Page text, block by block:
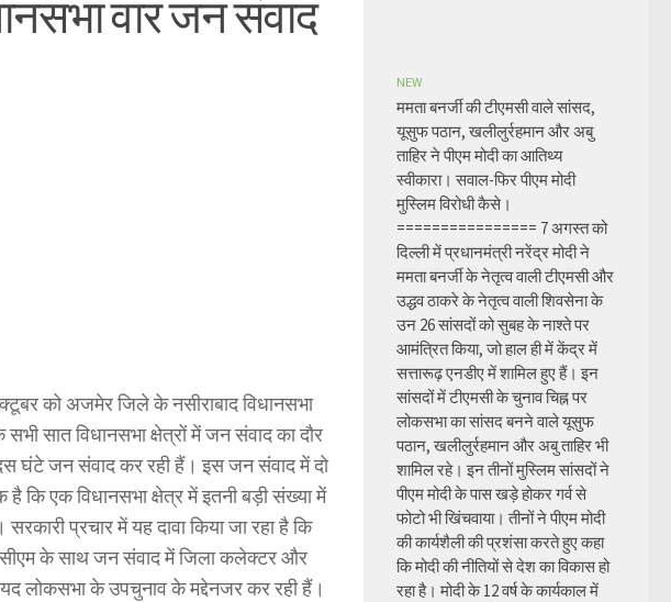
वार जन संवाद
को अजमेर जिले के नसीराबाद विधानसभा
सात विधानसभा क्षेत्रों में जन संवाद का दौर
दस घंटे जन संवाद कर रही हैं। इस जन संवाद में दो
कि एक विधानसभा क्षेत्र में इतनी बड़ी संख्या में
प्रचार में यह दावा किया जा रहा है कि
सीएम के साथ जन संवाद में जिला कलेक्टर और
लोकसभा के उपचुनाव के मद्देनजर कर रही हैं।
NEW
ममता बनर्जी की टीएमसी वाले सांसद,
यूसुफ पठान, खलीलुर्रहमान और अबु
ताहिर ने पीएम मोदी का आतिथ्य
स्वीकारा। सवाल-फिर पीएम मोदी
मुस्लिम विरोधी कैसे।
================ 7 अगस्त को
दिल्ली में प्रधानमंत्री नरेंद्र मोदी ने
ममता बनर्जी के नेतृत्व वाली टीएमसी और
उद्धव ठाकरे के नेतृत्व वाली शिवसेना के
उन 26 सांसदों को सुबह के नाश्ते पर
आमंत्रित किया, जो हाल ही में केंद्र में
सत्तारूढ़ एनडीए में शामिल हुए हैं। इन
सांसदों में टीएमसी के चुनाव चिह्न पर
लोकसभा का सांसद बनने वाले यूसुफ
पठान, खलीलुर्रहमान और अबु ताहिर भी
शामिल रहे। इन तीनों मुस्लिम सांसदों ने
पीएम मोदी के पास खड़े होकर गर्व से
फोटो भी खिंचवाया। तीनों ने पीएम मोदी
की कार्यशैली की प्रशंसा करते हुए कहा
कि मोदी की नीतियों से देश का विकास हो
रहा है। मोदी के 12 वर्ष के कार्यकाल में